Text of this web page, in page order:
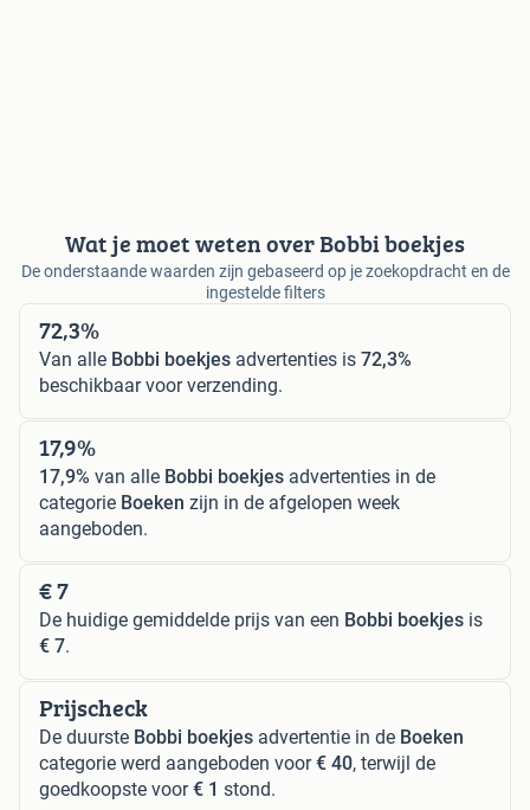
Wat je moet weten over Bobbi boekjes
De onderstaande waarden zijn gebaseerd op je zoekopdracht en de
ingestelde filters
72,3%
Van alle Bobbi boekjes advertenties is 72,3%
beschikbaar voor verzending.
17,9%
17,9% van alle Bobbi boekjes advertenties in de
categorie Boeken zijn in de afgelopen week
aangeboden.
€ 7
De huidige gemiddelde prijs van een Bobbi boekjes is
€ 7.
Prijscheck
De duurste Bobbi boekjes advertentie in de Boeken
categorie werd aangeboden voor€ 40, terwijl de
goedkoopste voor€ 1 stond.